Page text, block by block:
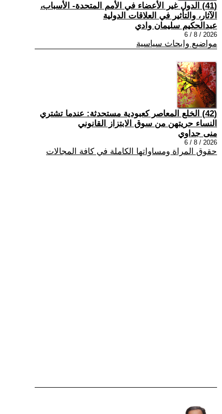
(41) الدول غير الأعضاء في الأمم المتحدة- الأسباب،
الآثار، والتأثير في العلاقات الدولية
عبدالحكيم سليمان وادي
2026 / 8 / 6
مواضيع وابحاث سياسية
(42) الخلع المعاصر كعبودية مستحدثة: عندما تشتري
النساء حريتهن من سوق الابتزاز القانوني
منى جداوي
2026 / 8 / 6
حقوق المراة ومساواتها الكاملة في كافة المجالات